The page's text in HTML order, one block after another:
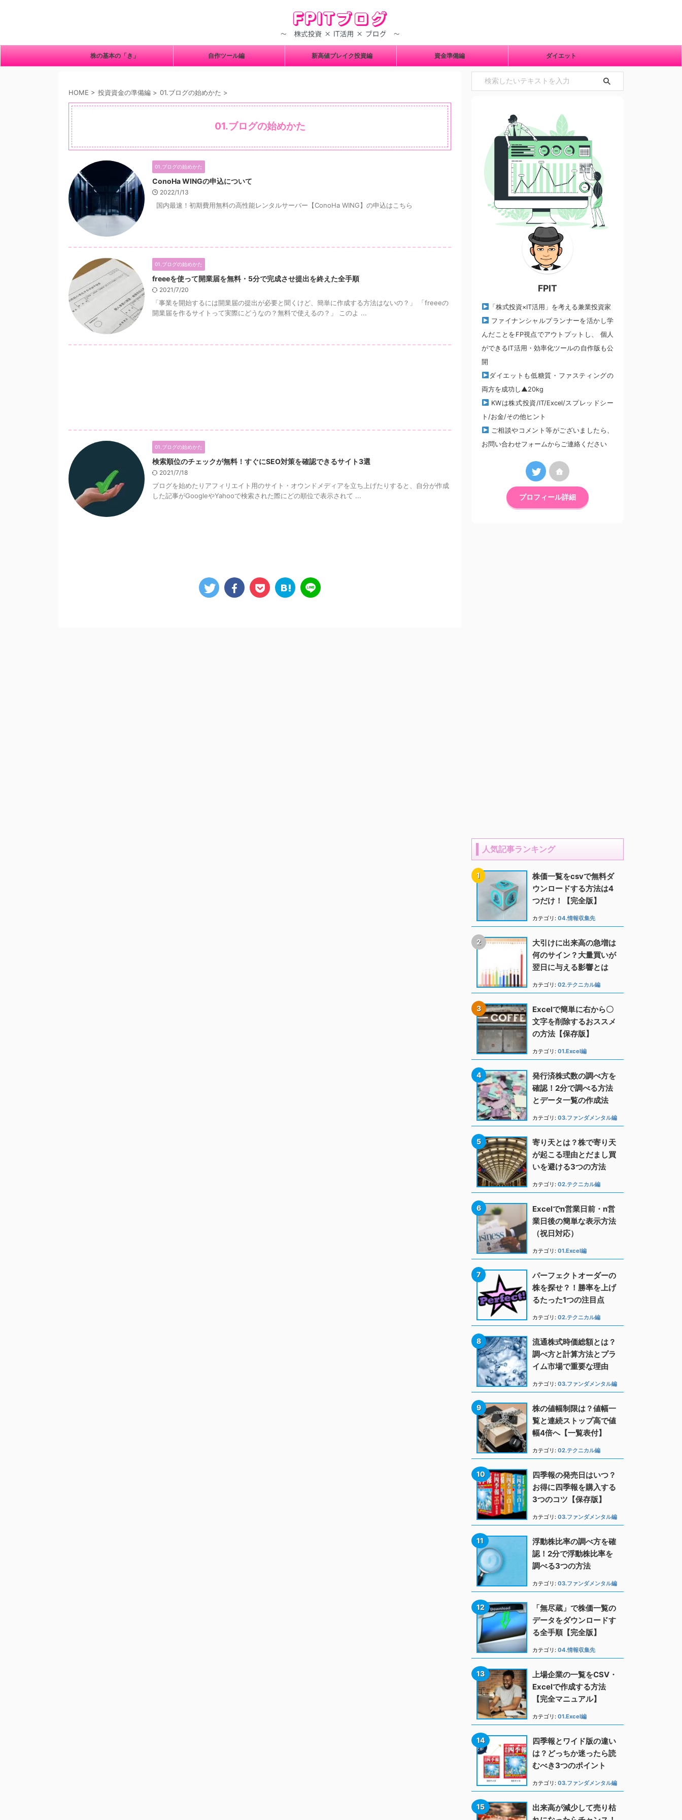
株の基本の「き」 自作ツール編 新高値ブレイク投資編 資金準備編 ダイエット
HOME > 投資資金の準備編 > 01.ブログの始めかた >
01.ブログの始めかた
01.ブログの始めかた
ConoHa WINGの申込について
2022/1/13
国内最速！初期費用無料の高性能レンタルサーバー【ConoHa WING】の申込はこちら
01.ブログの始めかた
freeeを使って開業届を無料・5分で完成させ提出を終えた全手順
2021/7/20
「事業を開始するには開業届の提出が必要と聞くけど、簡単に作成する方法はないの？」 「freeeの
開業届を作るサイトって実際にどうなの？無料で使えるの？」 このよ ...
01.ブログの始めかた
検索順位のチェックが無料！すぐにSEO対策を確認できるサイト3選
2021/7/18
ブログを始めたりアフィリエイト用のサイト・オウンドメディアを立ち上げたりすると、自分が作成
した記事がGoogleやYahooで検索された際にどの順位で表示されて ...
FPIT
「株式投資×IT活用」を考える兼業投資家
ファイナンシャルプランナーを活かし学
んだことをFP視点でアウトプットし、 個人
ができるIT活用・効率化ツールの自作版も公
開
ダイエットも低糖質・ファスティングの
両方を成功し▲20kg
KWは株式投資/IT/Excel/スプレッドシー
ト/お金/その他ヒント
ご相談やコメント等がございましたら、
お問い合わせフォームからご連絡ください
プロフィール詳細
人気記事ランキング
株価一覧をcsvで無料ダ
ウンロードする方法は4
つだけ！【完全版】
カテゴリ: 04.情報収集先
大引けに出来高の急増は
何のサイン？大量買いが
翌日に与える影響とは
カテゴリ: 02.テクニカル編
Excelで簡単に右から〇
文字を削除するおススメ
の方法【保存版】
カテゴリ: 01.Excel編
発行済株式数の調べ方を
確認！2分で調べる方法
とデータ一覧の作成法
カテゴリ: 03.ファンダメンタル編
寄り天とは？株で寄り天
が起こる理由とだまし買
いを避ける3つの方法
カテゴリ: 02.テクニカル編
Excelでn営業日前・n営
業日後の簡単な表示方法
（祝日対応）
カテゴリ: 01.Excel編
パーフェクトオーダーの
株を探せ？！勝率を上げ
るたった1つの注目点
カテゴリ: 02.テクニカル編
流通株式時価総額とは？
調べ方と計算方法とプラ
イム市場で重要な理由
カテゴリ: 03.ファンダメンタル編
株の値幅制限は？値幅一
覧と連続ストップ高で値
幅4倍へ【一覧表付】
カテゴリ: 02.テクニカル編
四季報の発売日はいつ？
お得に四季報を購入する
3つのコツ【保存版】
カテゴリ: 03.ファンダメンタル編
浮動株比率の調べ方を確
認！2分で浮動株比率を
調べる3つの方法
カテゴリ: 03.ファンダメンタル編
「無尽蔵」で株価一覧の
データをダウンロードす
る全手順【完全版】
カテゴリ: 04.情報収集先
上場企業の一覧をCSV・
Excelで作成する方法
【完全マニュアル】
カテゴリ: 01.Excel編
四季報とワイド版の違い
は？どっちか迷ったら読
むべき3つのポイント
カテゴリ: 03.ファンダメンタル編
出来高が減少して売り枯